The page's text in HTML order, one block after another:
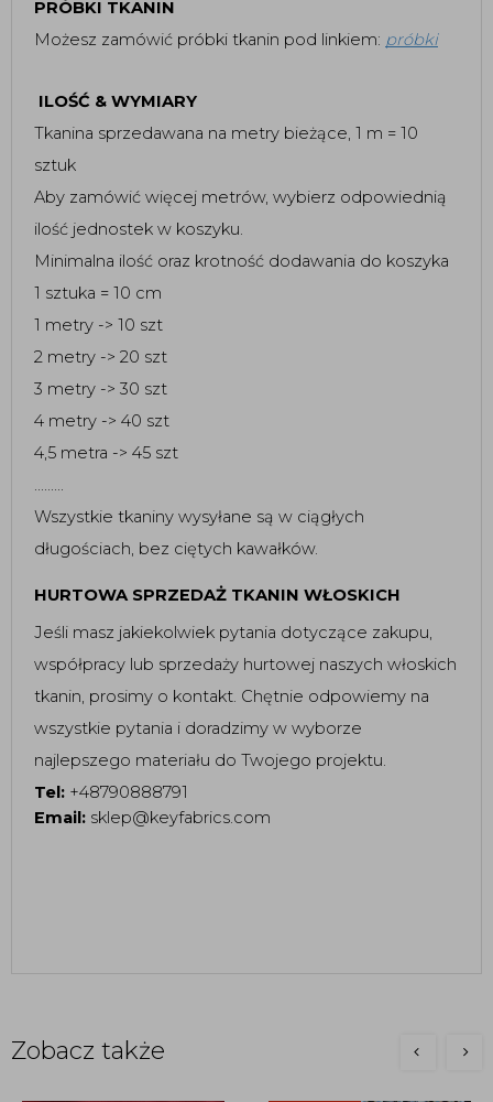
PRÓBKI TKANIN
Możesz zamówić próbki tkanin pod linkiem: próbki
ILOŚĆ & WYMIARY
Tkanina sprzedawana na metry bieżące, 1 m = 10
sztuk
Aby zamówić więcej metrów, wybierz odpowiednią
ilość jednostek w koszyku.
Minimalna ilość oraz krotność dodawania do koszyka
1 sztuka = 10 cm
1 metry -> 10 szt
2 metry -> 20 szt
3 metry -> 30 szt
4 metry -> 40 szt
4,5 metra -> 45 szt
.........
Wszystkie tkaniny wysyłane są w ciągłych
długościach, bez ciętych kawałków.
HURTOWA SPRZEDAŻ TKANIN WŁOSKICH
Jeśli masz jakiekolwiek pytania dotyczące zakupu,
współpracy lub sprzedaży hurtowej naszych włoskich
tkanin, prosimy o kontakt. Chętnie odpowiemy na
wszystkie pytania i doradzimy w wyborze
najlepszego materiału do Twojego projektu.
Tel: +48790888791
Email: sklep@keyfabrics.com
Zobacz także